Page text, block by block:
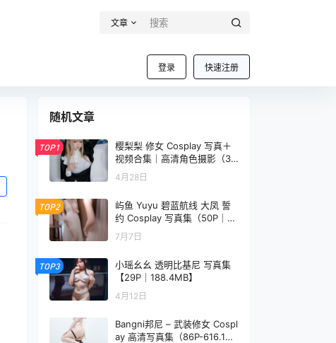
文章
登录 快速注册
随机文章
TOP1
樱梨梨 修女 Cosplay 写真＋
视频合集｜高清角色摄影（35
P｜681MB）
4月28日
TOP2
屿鱼 Yuyu 碧蓝航线 大凤 誓
约 Cosplay 写真集（50P｜38
9MB）
7月7日
TOP3
小瑶幺幺 透明比基尼 写真集
【29P｜188.4MB】
4月12日
Bangni邦尼 – 武装修女 Cospl
ay 高清写真集（86P-616.1M